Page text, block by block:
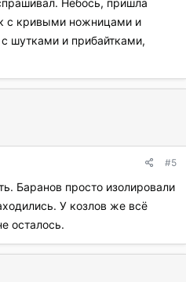
Небось, пришла
с кривыми ножницами и
шутками и прибайтками,
#5
Баранов просто изолировали
У козлов же всё
осталось.